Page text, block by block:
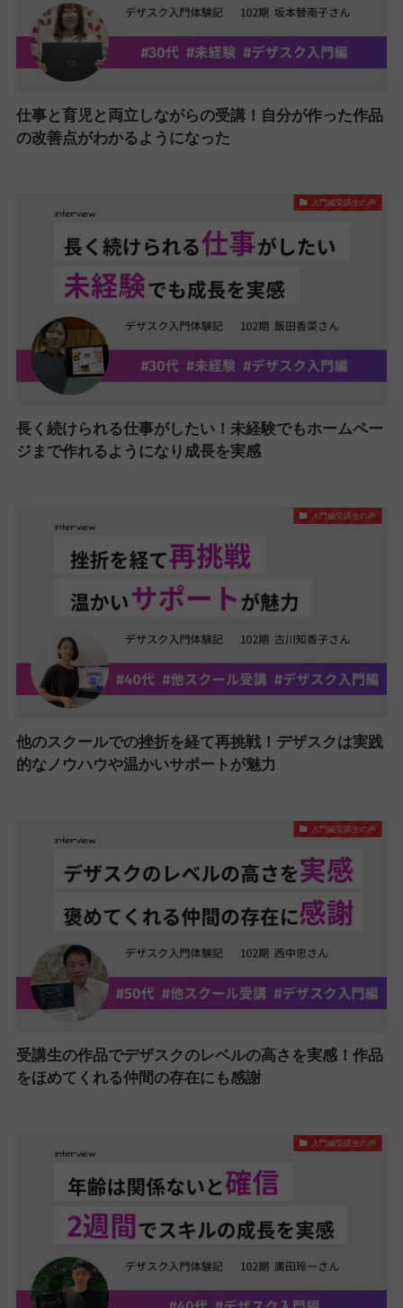
仕事と育児と両立しながらの受講！自分が作った作品
の改善点がわかるようになった
入門編受講生の声
長く続けられる仕事がしたい！未経験でもホームペー
ジまで作れるようになり成長を実感
入門編受講生の声
他のスクールでの挫折を経て再挑戦！デザスクは実践
的なノウハウや温かいサポートが魅力
入門編受講生の声
受講生の作品でデザスクのレベルの高さを実感！作品
をほめてくれる仲間の存在にも感謝
入門編受講生の声